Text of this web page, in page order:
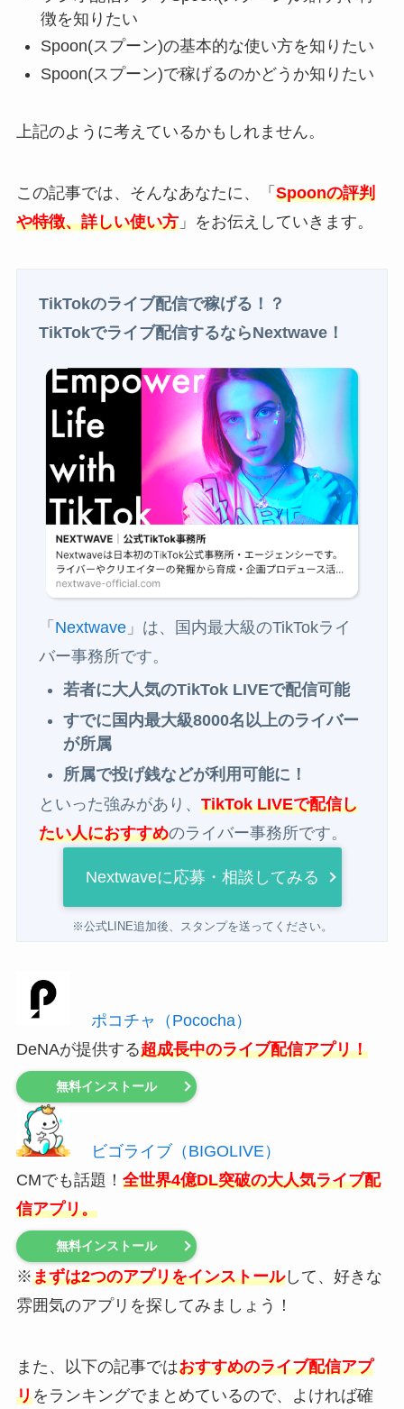
徴を知りたい
Spoon(スプーン)の基本的な使い方を知りたい
Spoon(スプーン)で稼げるのかどうか知りたい
上記のように考えているかもしれません。
この記事では、そんなあなたに、「 Spoonの評判
や特徴、詳しい使い方」をお伝えしていきます。
TikTokのライブ配信で稼げる！？
TikTokでライブ配信するならNextwave！
「 Nextwave」は、国内最大級のTikTokライ
バー事務所です。
若者に大人気のTikTok LIVEで配信可能
すでに国内最大級8000名以上のライバー
が所属
所属で投げ銭などが利用可能に！
といった強みがあり、 TikTok LIVEで配信し
たい人におすすめのライバー事務所です。
Nextwaveに応募・相談してみる
※公式LINE追加後、スタンプを送ってください。
ポコチャ（Pococha）
DeNAが提供する超成長中のライブ配信アプリ！
無料インストール
ビゴライブ（BIGOLIVE）
CMでも話題！ 全世界4億DL突破の大人気ライブ配
信アプリ。
無料インストール
※まずは2つのアプリをインストールして、好きな
雰囲気のアプリを探してみましょう！
また、以下の記事ではおすすめのライブ配信アプ
リをランキングでまとめているので、よければ確